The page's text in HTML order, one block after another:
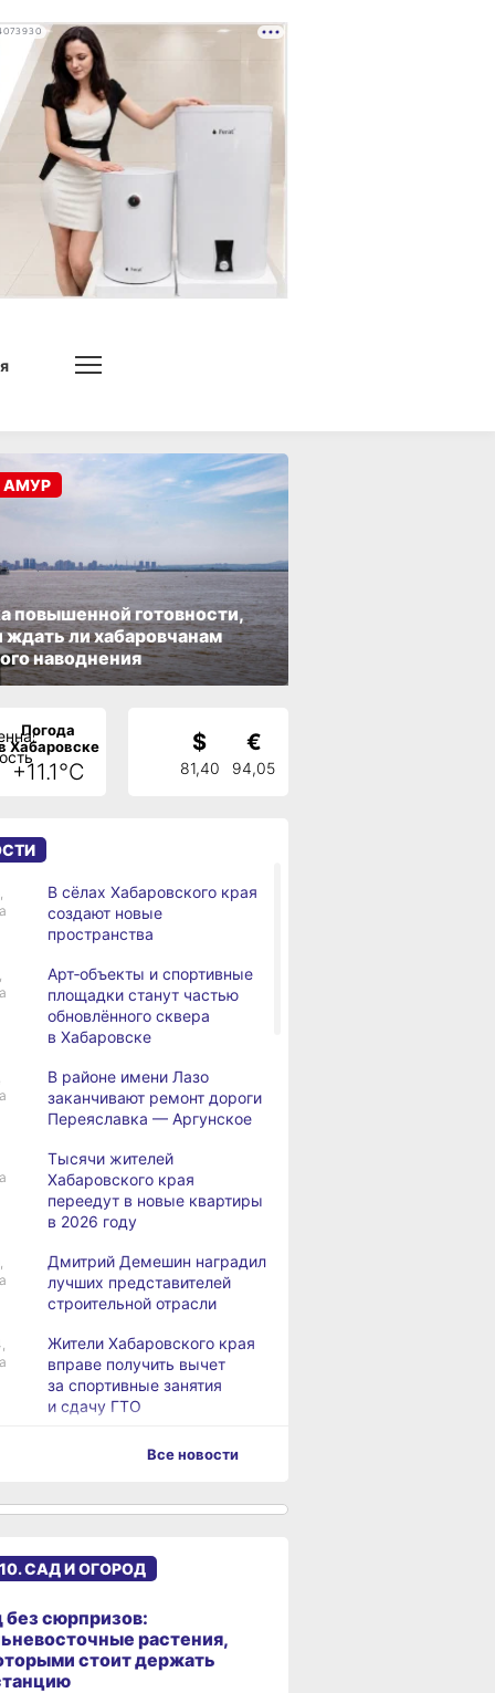
повышенной готовности,
ждать ли хабаровчанам
наводнения
АМУР
Погода
Хабаровске
+11.1°C
$
81,40
€
94,05
В сёлах Хабаровского края
создают новые
пространства
Арт‑объекты и спортивные
площадки станут частью
обновлённого сквера
в Хабаровске
В районе имени Лазо
заканчивают ремонт дороги
Переяславка — Аргунское
Тысячи жителей
Хабаровского края
переедут в новые квартиры
в 2026 году
Дмитрий Демешин наградил
лучших представителей
строительной отрасли
Жители Хабаровского края
вправе получить вычет
за спортивные занятия
и сдачу ГТО
В Хабаровске уровень
свыше миллиона рублей
рассмотрит дело об ошибке
при техобслуживании
самолёта
Все новости
САД И ОГОРОД
без сюрпризов:
растения,
стоит держать